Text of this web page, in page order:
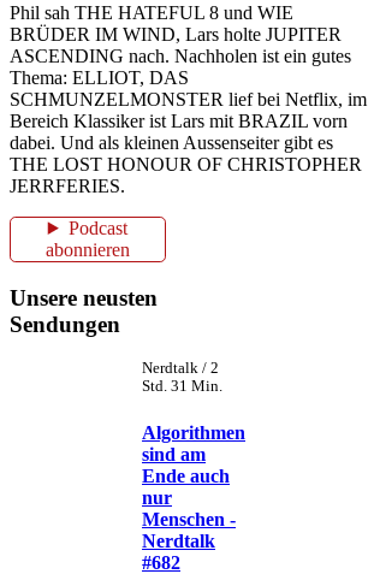
Phil sah THE HATEFUL 8 und WIE
BRÜDER IM WIND, Lars holte JUPITER
ASCENDING nach. Nachholen ist ein gutes
Thema: ELLIOT, DAS
SCHMUNZELMONSTER lief bei Netflix, im
Bereich Klassiker ist Lars mit BRAZIL vorn
dabei. Und als kleinen Aussenseiter gibt es
THE LOST HONOUR OF CHRISTOPHER
JERRFERIES.
Podcast
abonnieren
Unsere neusten
Sendungen
Nerdtalk / 2
Std. 31 Min.
Algorithmen
sind am
Ende auch
nur
Menschen -
Nerdtalk
#682